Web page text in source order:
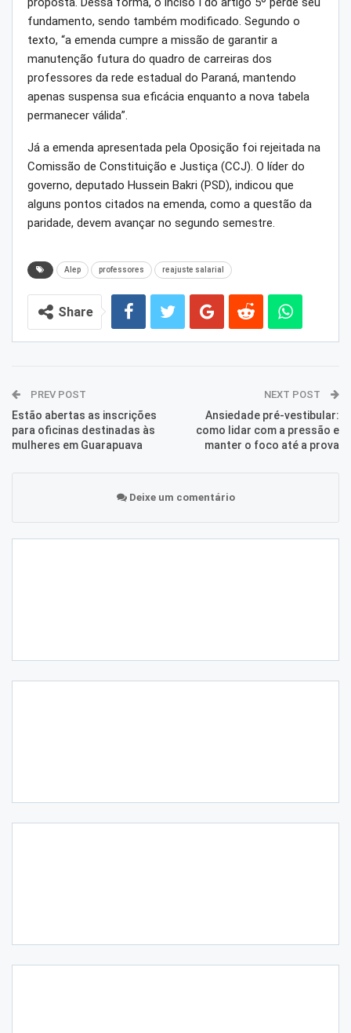
fundamento, sendo também modificado. Segundo o
texto, “a emenda cumpre a missão de garantir a
manutenção futura do quadro de carreiras dos
professores da rede estadual do Paraná, mantendo
apenas suspensa sua eficácia enquanto a nova tabela
permanecer válida”.
Já a emenda apresentada pela Oposição foi rejeitada na
Comissão de Constituição e Justiça (CCJ). O líder do
governo, deputado Hussein Bakri (PSD), indicou que
alguns pontos citados na emenda, como a questão da
paridade, devem avançar no segundo semestre.
Alep professores reajuste salarial
Share
PREV POST
Estão abertas as inscrições
para oficinas destinadas às
mulheres em Guarapuava
NEXT POST
Ansiedade pré-vestibular:
como lidar com a pressão e
manter o foco até a prova
Deixe um comentário